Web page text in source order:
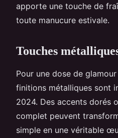
apporte une touche de
toute manucure estivale.
Touches
Pour une dose de
finitions métalliques sont
2024. Des accents dorés
complet peuvent
simple en une véritable